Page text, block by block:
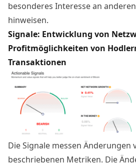
besonderes Interesse an
hinweisen.
Signale: Entwicklung von
Profitmöglichkeiten von
Transaktionen
Die Signale messen Änderungen
beschriebenen Metriken. Die